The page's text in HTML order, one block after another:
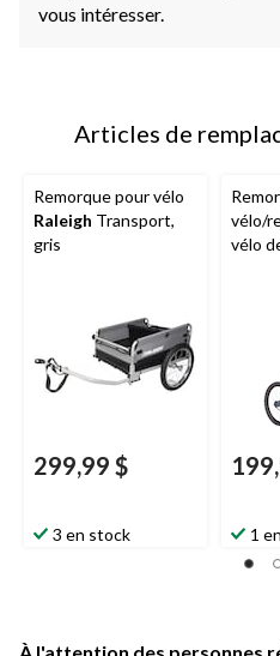
vous intéresser.
Articles de
Remorque pour vélo
Raleigh Transport,
gris
299,99 $
3 en stock
vélo/
vélo
1